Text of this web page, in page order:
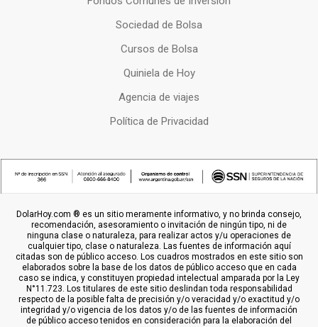
Sociedad de Bolsa
Cursos de Bolsa
Quiniela de Hoy
Agencia de viajes
Política de Privacidad
DolarHoy.com ® es un sitio meramente informativo, y no brinda consejo,
recomendación, asesoramiento o invitación de ningún tipo, ni de
ninguna clase o naturaleza, para realizar actos y/u operaciones de
cualquier tipo, clase o naturaleza. Las fuentes de información aquí
citadas son de público acceso. Los cuadros mostrados en este sitio son
elaborados sobre la base de los datos de público acceso que en cada
caso se indica, y constituyen propiedad intelectual amparada por la Ley
N°11.723. Los titulares de este sitio deslindan toda responsabilidad
respecto de la posible falta de precisión y/o veracidad y/o exactitud y/o
integridad y/o vigencia de los datos y/o de las fuentes de información
de público acceso tenidos en consideración para la elaboración del